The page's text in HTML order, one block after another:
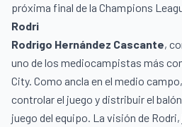
próxima final de la Champions
Rodri
Rodrigo Hernández Cascante,
uno de los mediocampistas más
City. Como ancla en el medio
controlar el juego y distribuir el
juego del equipo. La visión de